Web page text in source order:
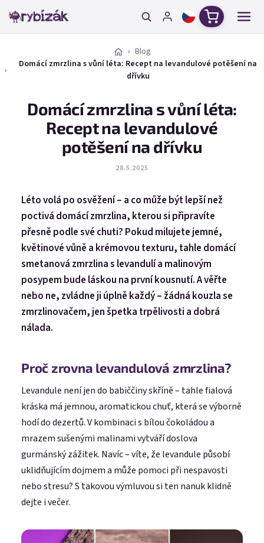
Přejít na obsah
Nákupní
Blog
Domácí zmrzlina s vůní léta: Recept na levandulové potěšení na
dřívku
Domácí zmrzlina s vůní léta:
Recept na levandulové
potěšení na dřívku
28.5.2025
Léto volá po osvěžení – a co může být lepší než
poctivá domácí zmrzlina, kterou si připravíte
přesně podle své chuti? Pokud milujete jemné,
květinové vůně a krémovou texturu, tahle domácí
smetanová zmrzlina s levandulí a malinovým
posypem bude láskou na první kousnutí. A věřte
nebo ne, zvládne ji úplně každý – žádná kouzla se
zmrzlinovačem, jen špetka trpělivosti a dobrá
nálada.
Proč zrovna levandulová zmrzlina?
Levandule není jen do babiččiny skříně – tahle fialová
kráska má jemnou, aromatickou chuť, která se výborně
hodí do dezertů. V kombinaci s bílou čokoládou a
mrazem sušenými malinami vytváří doslova
gurmánský zážitek. Navíc – víte, že levandule působí
uklidňujícím dojmem a může pomoci při nespavosti
nebo stresu? S takovou výmluvou si ten nanuk klidně
dejte i večer.